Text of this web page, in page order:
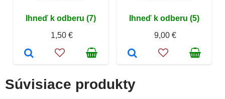
Ihneď k odberu (7)
1,50 €
Ihneď k odberu (5)
9,00 €
Súvisiace produkty